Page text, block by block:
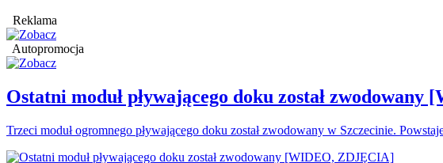
Reklama
Autopromocja
Ostatni moduł pływającego doku został
Trzeci moduł ogromnego pływającego doku został zwodowany w Szczecinie.